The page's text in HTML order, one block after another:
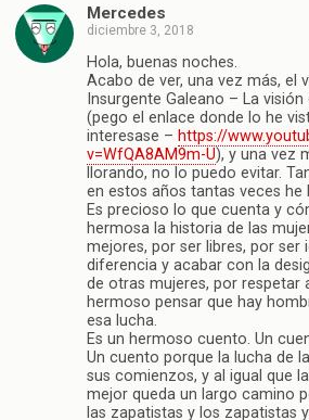
Mercedes
diciembre 3, 2018
Hola, buenas noches.
Acabo de ver, una vez más, el
Insurgente Galeano – La
(pego el enlace donde lo he
interesase – https://
v=WfQA8AM9m-U), y una vez
llorando, no lo puedo evitar.
en estos años tantas veces he
Es precioso lo que cuenta y
hermosa la historia de las
mejores, por ser libres, por ser
diferencia y acabar con la
de otras mujeres, por respetar
hermoso pensar que hay
esa lucha.
Es un hermoso cuento. Un
Un cuento porque la lucha de
sus comienzos, y al igual que
mejor queda un largo camino
las zapatistas y los zapatistas